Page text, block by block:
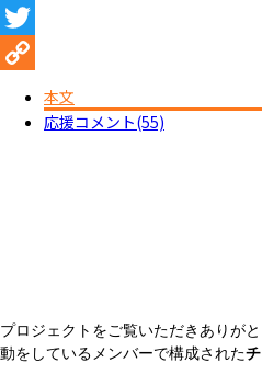
Facebook
Twitter
Link
本文
応援コメント(55)
プロジェクトをご覧いただきありが
動をしているメンバーで構成された